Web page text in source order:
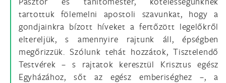
tartottuk fölemelni apostoli szavunkat, hogy a
gondjainkra bízott híveket a fertőzött legelőkről
eltereljük, s amennyire rajtunk áll, épségben
megőrizzük. Szólunk tehát hozzátok, Tisztelendő
Testvérek – s rajtatok keresztül Krisztus egész
Egyházához, sőt az egész emberiséghez –, a